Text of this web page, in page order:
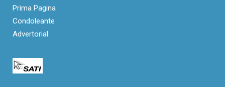
Prima Pagina
Condoleante
Advertorial